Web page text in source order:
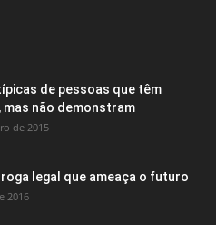
de pessoas que têm
mas não demonstram
de 2015
legal que ameaça o futuro
2016